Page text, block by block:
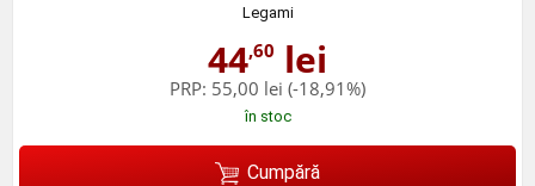
Legami
44,60 lei
PRP: 55,00 lei (-18,91%)
în stoc
Cumpără